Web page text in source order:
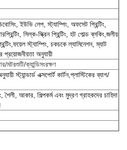
ইউভি লেপ, স্ট্যাম্পিং, অফসেট প্রিন্টিং,
সিল্ক-স্ক্রিন প্রিন্টিং, হট গোল্ড ব্লকিং,জলীয়
স্ট্যাম্পিং, চকচকে ল্যামিনেশন, ম্যাট
প্রয়োজনীয়তা অনুযায়ী
মটরশুটি/ক্যান্ডিসংরক্ষণ
স্ট্যান্ডার্ড এক্সপোর্ট কার্টন,প্লাস্টিকের ব্যাগ/
আকার, শিল্পকর্ম এবং মুদ্রণ গ্রাহকদের চাহিদা